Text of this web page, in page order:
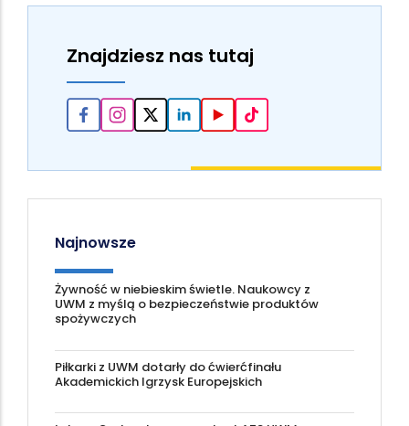
Znajdziesz nas tutaj
Najnowsze
Żywność w niebieskim świetle. Naukowcy z
UWM z myślą o bezpieczeństwie produktów
spożywczych
Piłkarki z UWM dotarły do ćwierćfinału
Akademickich Igrzysk Europejskich